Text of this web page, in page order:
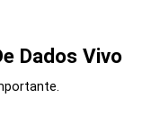
Dados Vivo